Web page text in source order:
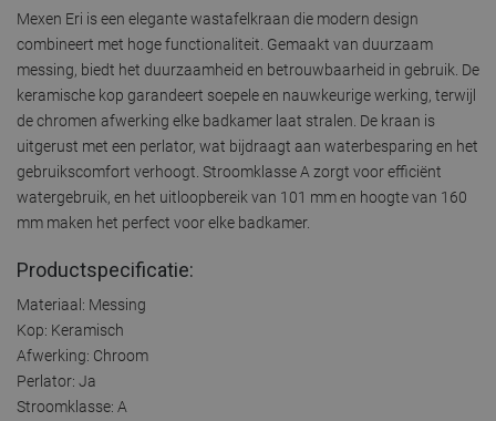
Mexen Eri is een elegante wastafelkraan die modern design
combineert met hoge functionaliteit. Gemaakt van duurzaam
messing, biedt het duurzaamheid en betrouwbaarheid in gebruik. De
keramische kop garandeert soepele en nauwkeurige werking, terwijl
de chromen afwerking elke badkamer laat stralen. De kraan is
uitgerust met een perlator, wat bijdraagt aan waterbesparing en het
gebruikscomfort verhoogt. Stroomklasse A zorgt voor efficiënt
watergebruik, en het uitloopbereik van 101 mm en hoogte van 160
mm maken het perfect voor elke badkamer.
Productspecificatie:
Materiaal: Messing
Kop: Keramisch
Afwerking: Chroom
Perlator: Ja
Stroomklasse: A